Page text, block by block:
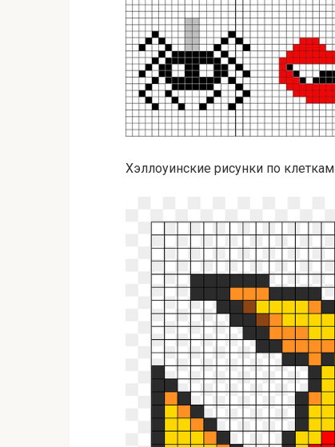
Хэллоуинские рисунки по клеткам